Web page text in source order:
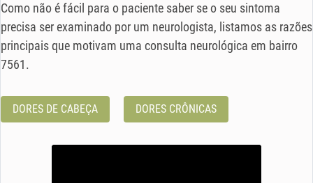
Como não é fácil para o paciente saber se o seu sintoma
precisa ser examinado por um neurologista, listamos as razões
principais que motivam uma consulta neurológica em bairro
7561.
DORES DE CABEÇA DORES CRÔNICAS